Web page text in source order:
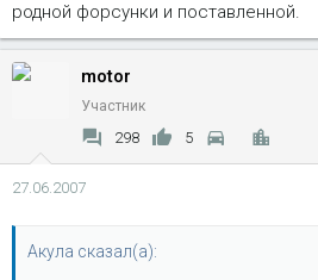
родной форсунки и поставленной.
motor
Участник
298 5
27.06.2007
Акула сказал(а):